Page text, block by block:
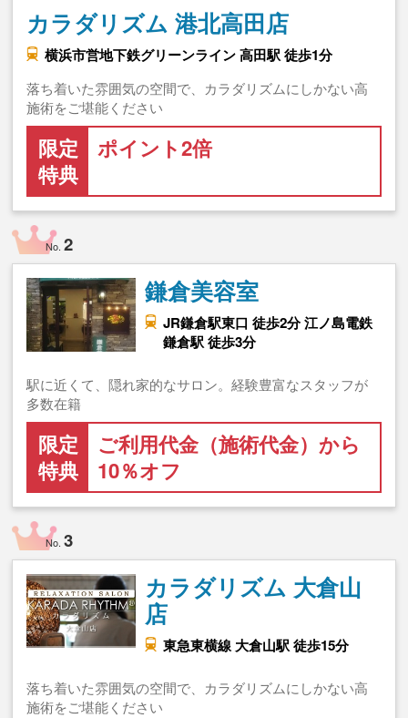
カラダリズム 港北高田店
横浜市営地下鉄グリーンライン 高田駅 徒歩1分
落ち着いた雰囲気の空間で、カラダリズムにしかない高
施術をご堪能ください
限定
特典
ポイント2倍
No.2
鎌倉美容室
JR鎌倉駅東口 徒歩2分 江ノ島電鉄
鎌倉駅 徒歩3分
駅に近くて、隠れ家的なサロン。経験豊富なスタッフが
多数在籍
限定
特典
ご利用代金（施術代金）から
10％オフ
No.3
カラダリズム 大倉山
店
東急東横線 大倉山駅 徒歩15分
落ち着いた雰囲気の空間で、カラダリズムにしかない高
施術をご堪能ください